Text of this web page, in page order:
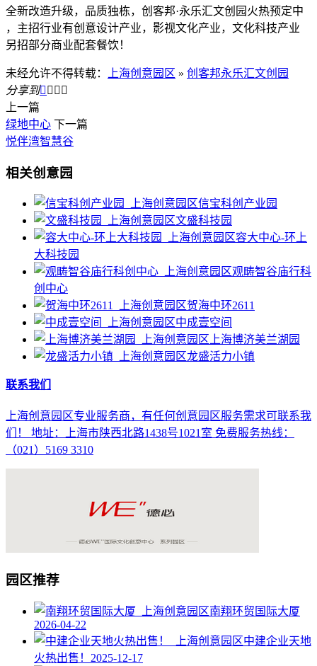
全新改造升级，品质独栋，创客邦·永乐汇文创园火热预定中
，主招行业有创意设计产业，影视文化产业，文化科技产业
另招部分商业配套餐饮！
未经允许不得转载： 上海创意园区 » 创客邦永乐汇文创园
分享到   
上一篇
绿地中心 下一篇
悦伴湾智慧谷
相关创意园
信宝科创产业园
文盛科技园
容大中心-环上
大科技园
观畴智谷庙行科
创中心
贺海中环2611
中成壹空间
上海博济美兰湖园
龙盛活力小镇
联系我们
上海创意园区专业服务商，有任何创意园区服务需求可联系我
们！ 地址：上海市陕西北路1438号1021室 免费服务热线：
（021）5169 3310
园区推荐
南翔环贸国际大厦
2026-04-22
中建企业天地
火热出售！ 2025-12-17